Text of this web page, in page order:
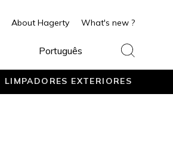
About Hagerty What's new ?
Português
LIMPADORES EXTERIORES